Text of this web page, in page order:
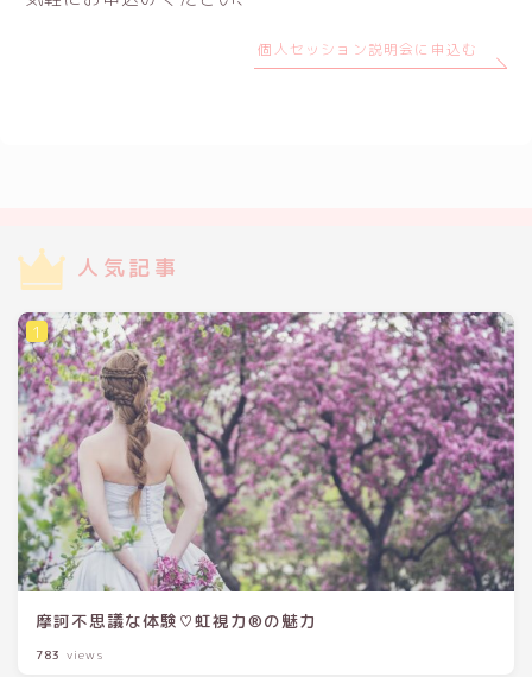
個人セッション説明会に申込む
人気記事
摩訶不思議な体験♡虹視力®の魅力
783 views